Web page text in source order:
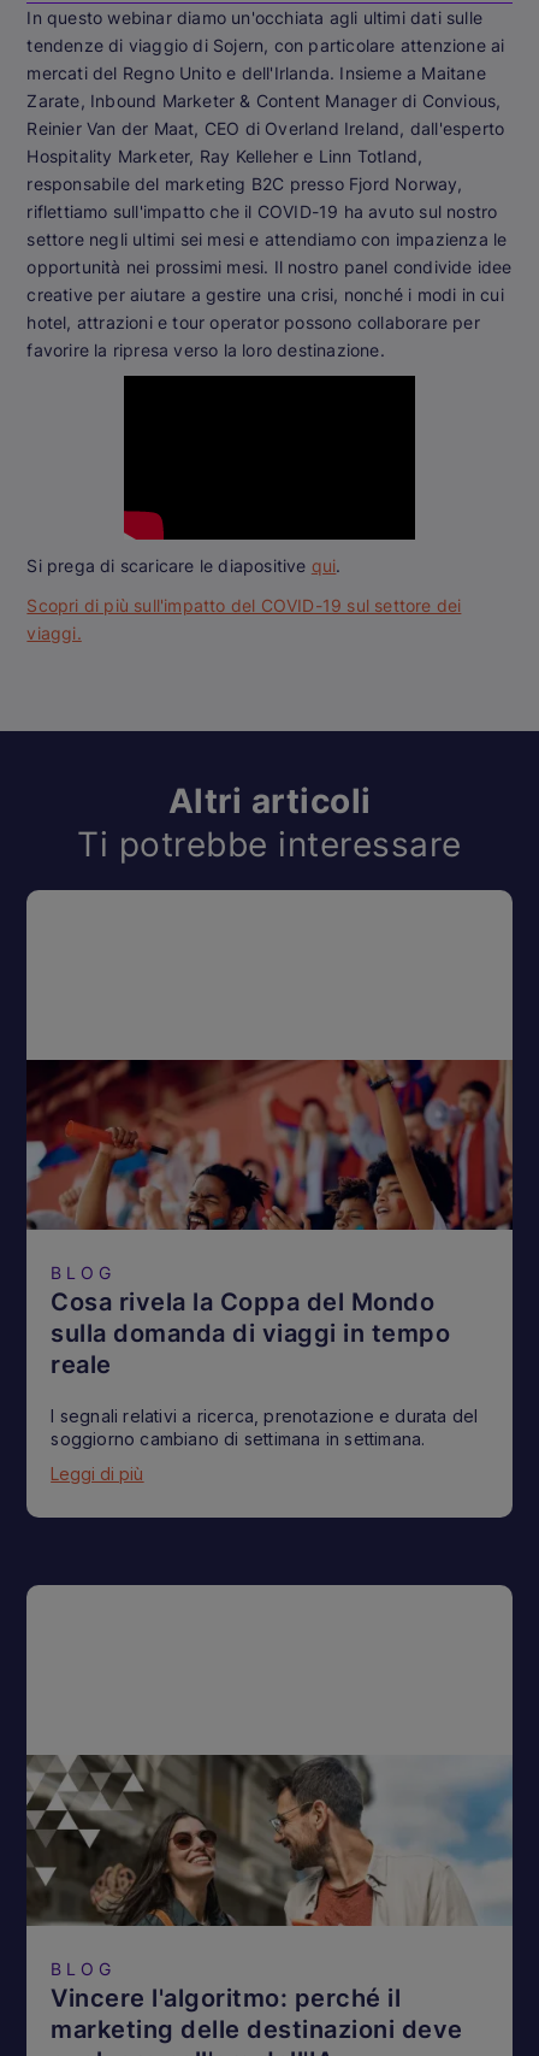
In questo webinar diamo un'occhiata agli ultimi dati sulle
tendenze di viaggio di Sojern, con particolare attenzione ai
mercati del Regno Unito e dell'Irlanda. Insieme a Maitane
Zarate, Inbound Marketer & Content Manager di Convious,
Reinier Van der Maat, CEO di Overland Ireland, dall'esperto
Hospitality Marketer, Ray Kelleher e Linn Totland,
responsabile del marketing B2C presso Fjord Norway,
riflettiamo sull'impatto che il COVID-19 ha avuto sul nostro
settore negli ultimi sei mesi e attendiamo con impazienza le
opportunità nei prossimi mesi. Il nostro panel condivide idee
creative per aiutare a gestire una crisi, nonché i modi in cui
hotel, attrazioni e tour operator possono collaborare per
favorire la ripresa verso la loro destinazione.
Si prega di scaricare le diapositive qui.
Scopri di più sull'impatto del COVID-19 sul settore dei
viaggi.
Altri articoli
Ti potrebbe interessare
BLOG
Cosa rivela la Coppa del Mondo
sulla domanda di viaggi in tempo
reale
I segnali relativi a ricerca, prenotazione e durata del
soggiorno cambiano di settimana in settimana.
Leggi di più
BLOG
Vincere l'algoritmo: perché il
marketing delle destinazioni deve